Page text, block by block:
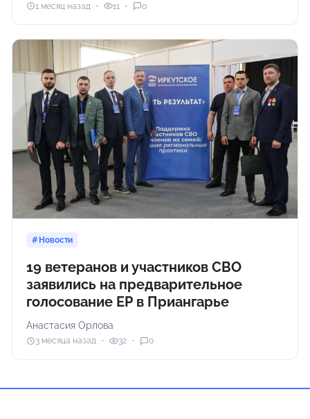
1 месяц назад 11 0
Новости
19 ветеранов и участников СВО
заявились на предварительное
голосование ЕР в Приангарье
Анастасия Орлова
3 месяца назад 32 0